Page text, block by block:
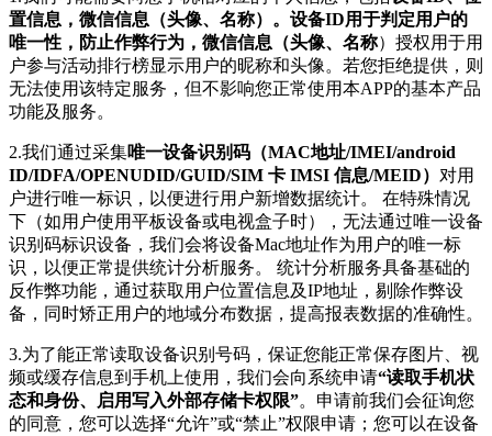
置信息，微信信息（头像、名称）。设备ID用于判定用户的
唯一性，防止作弊行为，微信信息（头像、名称）授权用于用
户参与活动排行榜显示用户的昵称和头像。若您拒绝提供，则
无法使用该特定服务，但不影响您正常使用本APP的基本产品
功能及服务。
2.我们通过采集唯一设备识别码（MAC地址/IMEI/android
ID/IDFA/OPENUDID/GUID/SIM 卡 IMSI 信息/MEID） 对用
户进行唯一标识，以便进行用户新增数据统计。 在特殊情况
下（如用户使用平板设备或电视盒子时），无法通过唯一设备
识别码标识设备，我们会将设备Mac地址作为用户的唯一标
识，以便正常提供统计分析服务。 统计分析服务具备基础的
反作弊功能，通过获取用户位置信息及IP地址，剔除作弊设
备，同时矫正用户的地域分布数据，提高报表数据的准确性。
3.为了能正常读取设备识别号码，保证您能正常保存图片、视
频或缓存信息到手机上使用，我们会向系统申请“读取手机状
态和身份、启用写入外部存储卡权限”。申请前我们会征询您
的同意，您可以选择“允许”或“禁止”权限申请；您可以在设备